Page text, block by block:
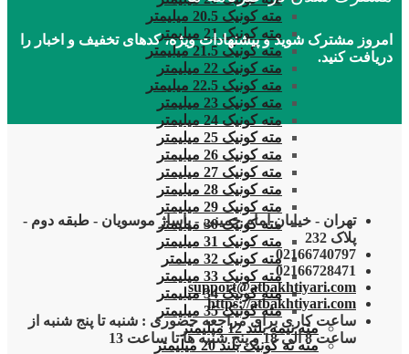
مته کونیک 20.5 میلیمتر
مته کونیک 21 میلیمتر
مته کونیک 21.5 میلیمتر
مته کونیک 22 میلیمتر
مته کونیک 22.5 میلیمتر
مته کونیک 23 میلیمتر
مته کونیک 24 میلیمتر
مته کونیک 25 میلیمتر
مته کونیک 26 میلیمتر
مته کونیک 27 میلیمتر
مته کونیک 28 میلیمتر
مته کونیک 29 میلیمتر
مته کونیک 30 میلیمتر
مته کونیک 31 میلیمتر
مته کونیک 32 میلمتر
مته کونیک 33 میلیمتر
مته کونیک 34 میلیمتر
مته کونیک 35 میلیمتر
مته نیمه بلند 12 میلیمتر
مته ته کونیک بلند 20 میلیمتر
امروز مشترک شوید و پیشنهادات ویژه، کدهای تخفیف و اخبار را
دریافت کنید.
تهران - خیابان امام خمینی - پاساژ موسویان - طبقه دوم -
پلاک 232
02166740797
02166728471
support@atbakhtiyari.com
https://atbakhtiyari.com
ساعت کاری برای مراجعه حضوری : شنبه تا پنج شنبه از
ساعت 8 الی 18 و پنج شنبه ها تا ساعت 13